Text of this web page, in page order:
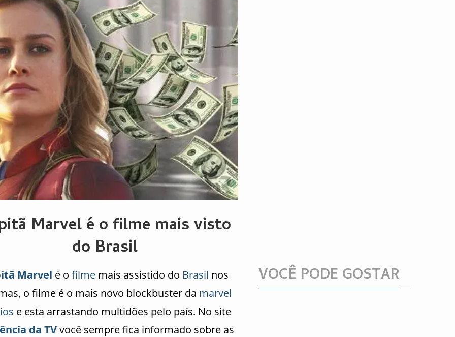
Marvel é o filme mais visto
do Brasil
Marvel é o filmemais assistido do Brasil nos
o filme é o mais novo blockbuster da marvel
e esta arrastando multidões pelo país. No site
da TVvocê sempre fica informado sobre as
VOCÊ PODE GOSTAR